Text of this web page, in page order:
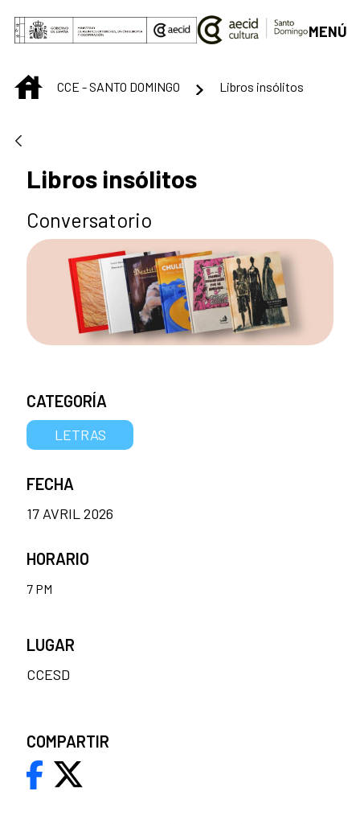
Skip to Main Content
MENÚ
INICIOCCE - SANTO DOMINGO Libros insólitos
Libros insólitos
Conversatorio
CATEGORÍA
LETRAS
FECHA
17 AVRIL 2026
HORARIO
7 PM
LUGAR
CCESD
COMPARTIR